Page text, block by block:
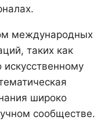
международных
таких как
широко
сообществе.